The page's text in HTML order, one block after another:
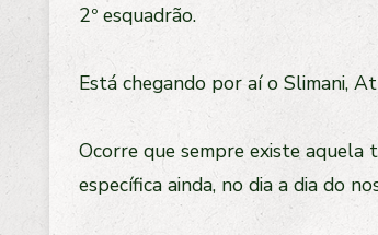
2º esquadrão.
Está chegando por aí o Slimani,
Ocorre que sempre existe aquela
específica ainda, no dia a dia do